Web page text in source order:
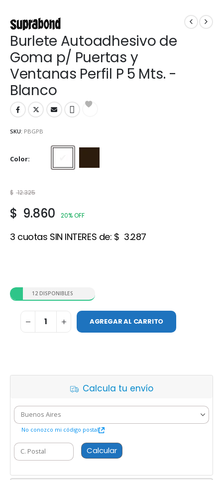
Burlete Autoadhesivo de
Goma p/ Puertas y
Ventanas Perfil P 5 Mts. -
Blanco
SKU: PBGPB
Color
$ 12.325
$ 9.860 20% OFF
3 cuotas SIN INTERES de: $ 3.287
12 DISPONIBLES
AGREGAR AL CARRITO
Calcula tu envío
No conozco mi código postal
Calcular